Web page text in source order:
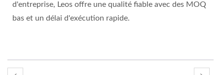
d'entreprise, Leos offre une qualité fiable avec des MOQ
bas et un délai d'exécution rapide.